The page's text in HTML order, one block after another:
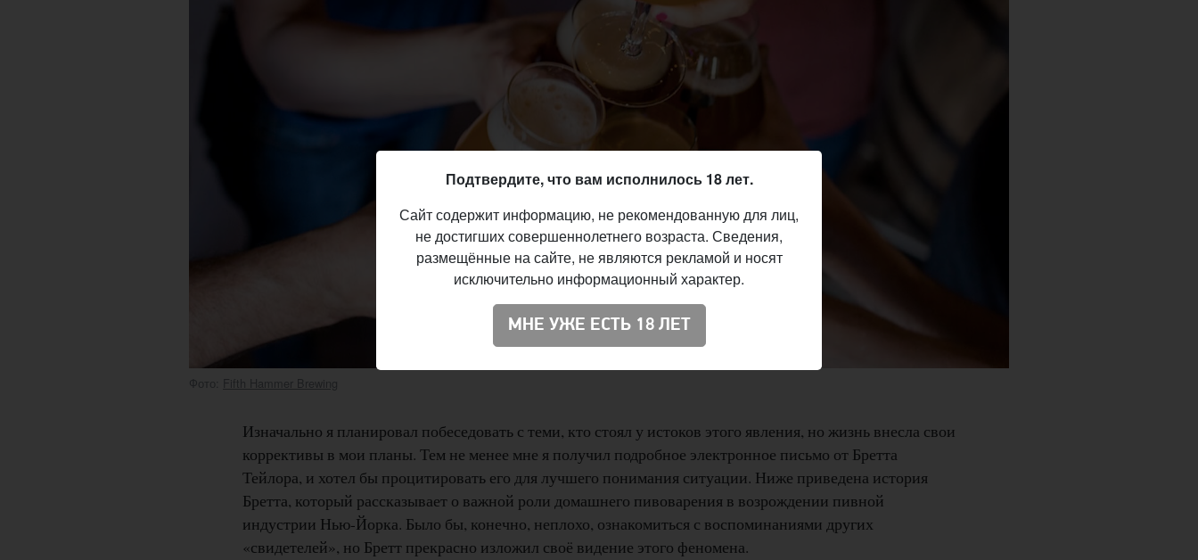
Фото: Fifth Hammer Brewing
Изначально я планировал побеседовать с теми, кто стоял у истоков этого явления, но жизнь внесла свои
коррективы в мои планы. Тем не менее мне я получил подробное электронное письмо от Бретта
Тейлора, и хотел бы процитировать его для лучшего понимания ситуации. Ниже приведена история
Бретта, который рассказывает о важной роли домашнего пивоварения в возрождении пивной
индустрии Нью-Йорка. Было бы, конечно, неплохо, ознакомиться с воспоминаниями других
«свидетелей», но Бретт прекрасно изложил своё видение этого феномена.
Подтвердите, что вам исполнилось 18 лет.
Сайт содержит информацию, не рекомендованную для лиц,
не достигших совершеннолетнего возраста. Сведения,
размещённые на сайте, не являются рекламой и носят
исключительно информационный характер.
МНЕ УЖЕ ЕСТЬ 18 ЛЕТ